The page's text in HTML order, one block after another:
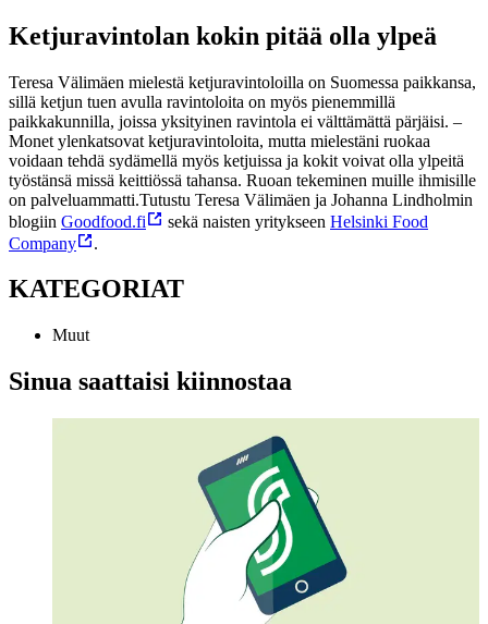
Ketjuravintolan kokin pitää olla ylpeä
Teresa Välimäen mielestä ketjuravintoloilla on Suomessa paikkansa,
sillä ketjun tuen avulla ravintoloita on myös pienemmillä
paikkakunnilla, joissa yksityinen ravintola ei välttämättä pärjäisi. –
Monet ylenkatsovat ketjuravintoloita, mutta mielestäni ruokaa
voidaan tehdä sydämellä myös ketjuissa ja kokit voivat olla ylpeitä
työstänsä missä keittiössä tahansa. Ruoan tekeminen muille ihmisille
on palveluammatti.Tutustu Teresa Välimäen ja Johanna Lindholmin
blogiin Goodfood.fi sekä naisten yritykseen Helsinki Food
Company
.
KATEGORIAT
Muut
Sinua saattaisi kiinnostaa